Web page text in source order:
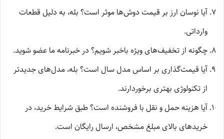
آیا نوسان ارز بر قیمت دوش‌ها موثر است؟ بله، به دلیل قطعات
وارداتی.
چگونه از تخفیف‌های ویژه باخبر شویم؟ در خبرنامه ما عضو شوید.
آیا قیمت‌گذاری بر اساس مدل سال است؟ بله، مدل‌های جدیدتر
از تکنولوژی بهتری برخوردارند.
آیا هزینه حمل و نقل با فروشنده است؟ طبق شرایط خرید، در
خریدهای بالای مبلغ مشخص، ارسال رایگان است.